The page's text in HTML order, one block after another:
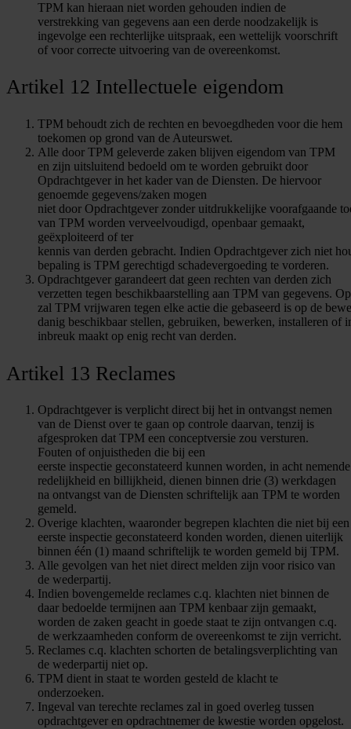
TPM kan hieraan niet worden gehouden indien de
verstrekking van gegevens aan een derde noodzakelijk is
ingevolge een rechterlijke uitspraak, een wettelijk voorschrift
of voor correcte uitvoering van de overeenkomst.
Artikel 12 Intellectuele eigendom
TPM behoudt zich de rechten en bevoegdheden voor die hem
toekomen op grond van de Auteurswet.
Alle door TPM geleverde zaken blijven eigendom van TPM
en zijn uitsluitend bedoeld om te worden gebruikt door
Opdrachtgever in het kader van de Diensten. De hiervoor
genoemde gegevens/zaken mogen
niet door Opdrachtgever zonder uitdrukkelijke voorafgaande
van TPM worden verveelvoudigd, openbaar gemaakt,
geëxploiteerd of ter
kennis van derden gebracht. Indien Opdrachtgever zich niet
bepaling is TPM gerechtigd schadevergoeding te vorderen.
Opdrachtgever garandeert dat geen rechten van derden zich
verzetten tegen beschikbaarstelling aan TPM van gegevens.
zal TPM vrijwaren tegen elke actie die gebaseerd is op de
danig beschikbaar stellen, gebruiken, bewerken, installeren of
inbreuk maakt op enig recht van derden.
Artikel 13 Reclames
Opdrachtgever is verplicht direct bij het in ontvangst nemen
van de Dienst over te gaan op controle daarvan, tenzij is
afgesproken dat TPM een conceptversie zou versturen.
Fouten of onjuistheden die bij een
eerste inspectie geconstateerd kunnen worden, in acht
redelijkheid en billijkheid, dienen binnen drie (3) werkdagen
na ontvangst van de Diensten schriftelijk aan TPM te worden
gemeld.
Overige klachten, waaronder begrepen klachten die niet bij een
eerste inspectie geconstateerd konden worden, dienen uiterlijk
binnen één (1) maand schriftelijk te worden gemeld bij TPM.
Alle gevolgen van het niet direct melden zijn voor risico van
de wederpartij.
Indien bovengemelde reclames c.q. klachten niet binnen de
daar bedoelde termijnen aan TPM kenbaar zijn gemaakt,
worden de zaken geacht in goede staat te zijn ontvangen c.q.
de werkzaamheden conform de overeenkomst te zijn verricht.
Reclames c.q. klachten schorten de betalingsverplichting van
de wederpartij niet op.
TPM dient in staat te worden gesteld de klacht te
onderzoeken.
Ingeval van terechte reclames zal in goed overleg tussen
opdrachtgever en opdrachtnemer de kwestie worden opgelost.